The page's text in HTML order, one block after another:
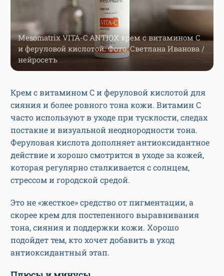
Mesomatrix VITA-C ANTIOX крем с витамином C
и феруловой кислотой. Фото: Светлана Иванова /
нейросеть
Крем с витамином C и феруловой кислотой для
сияния и более ровного тона кожи. Витамин C
часто используют в уходе при тусклости, следах
постакне и визуальной неоднородности тона.
Феруловая кислота дополняет антиоксидантное
действие и хорошо смотрится в уходе за кожей,
которая регулярно сталкивается с солнцем,
стрессом и городской средой.
Это не «жесткое» средство от пигментации, а
скорее крем для постепенного выравнивания
тона, сияния и поддержки кожи. Хорошо
подойдет тем, кто хочет добавить в уход
антиоксидантный этап.